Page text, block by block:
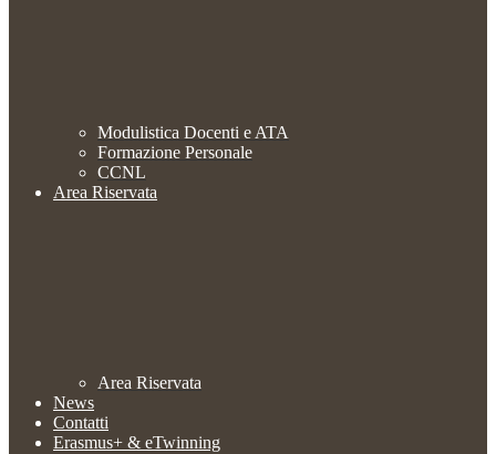
Modulistica Docenti e ATA
Formazione Personale
CCNL
Area Riservata
Area Riservata
News
Contatti
Erasmus+ & eTwinning